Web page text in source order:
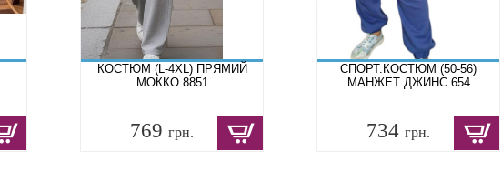
КОСТЮМ (L-4XL) ПРЯМИЙ
МОККО 8851
769 грн.
СПОРТ.КОСТЮМ (50-56)
МАНЖЕТ ДЖИНС 654
734 грн.